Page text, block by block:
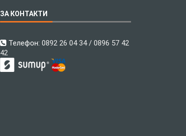
ЗА КОНТАКТИ
Телефон: 0892 26 04 34 / 0896 57 42
42